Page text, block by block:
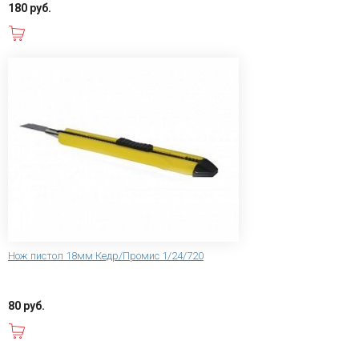
180 руб.
Нож пистол 18мм Кедр/Промис 1/24/720
80 руб.